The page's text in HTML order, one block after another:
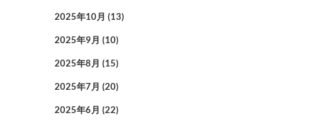
2025年10月 (13)
2025年9月 (10)
2025年8月 (15)
2025年7月 (20)
2025年6月 (22)